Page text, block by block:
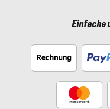
Einfache